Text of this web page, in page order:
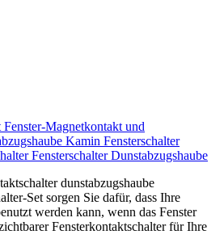
Magnetkontakt und
Kamin Fensterschalter
Fensterschalter Dunstabzugshaube
dunstabzugshaube
Set sorgen Sie dafür, dass Ihre
werden kann, wenn das Fenster
Fensterkontaktschalter für Ihre